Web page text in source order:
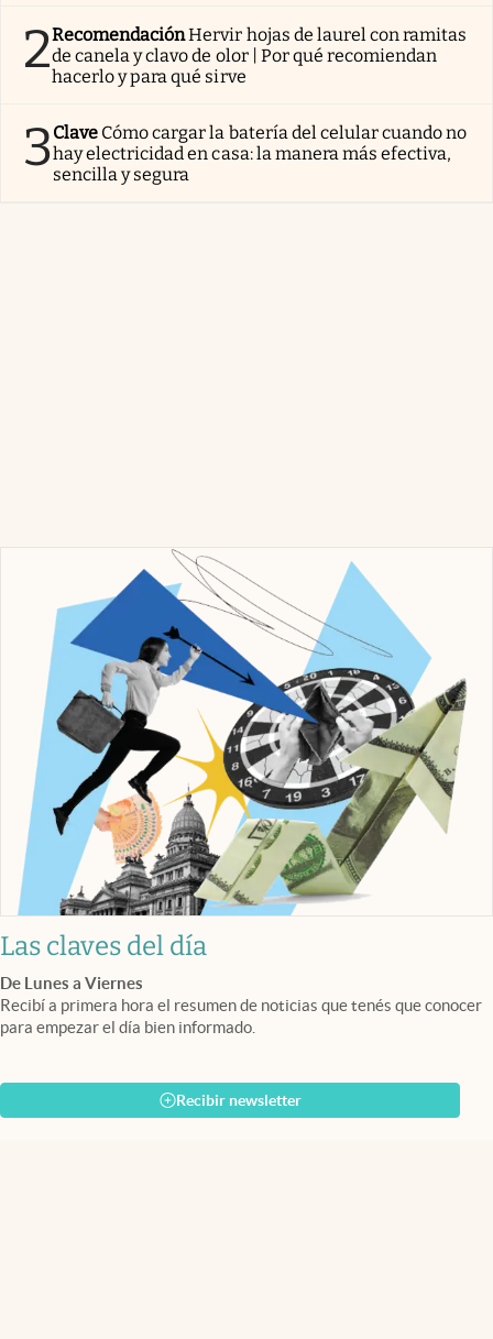
2RecomendaciónHervir hojas de laurel con ramitas
de canela y clavo de olor | Por qué recomiendan
hacerlo y para qué sirve
3Clave Cómo cargar la batería del celular cuando no
hay electricidad en casa: la manera más efectiva,
sencilla y segura
Las claves del día
De Lunes a Viernes
Recibí a primera hora el resumen de noticias que tenés que conocer
para empezar el día bien informado.
Recibir newsletter